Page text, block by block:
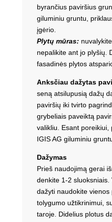
byrančius paviršius
giluminiu gruntu,
įgėrio.
Plytų mūras:
nepalikite ant jo plyšių.
fasadinės plytos
Anksčiau dažytas
seną atsilupusią dažų
paviršių iki tvirto
grybeliais paveiktą
valikliu. Esant
IGIS AG giluminiu
Dažymas
Prieš naudojimą gerai
denkite 1-2 sluoksniais.
dažyti naudokite
tolygumo užtikrinimui,
taroje. Didelius plotus